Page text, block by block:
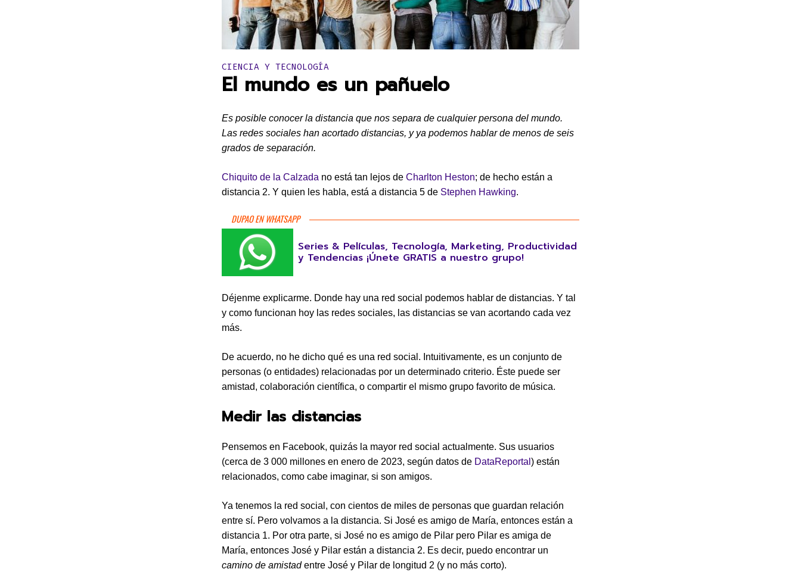
Publicado en:
CIENCIA Y TECNOLOGÍA
El mundo es un pañuelo
Es posible conocer la distancia que nos separa de cualquier persona del mundo.
Las redes sociales han acortado distancias, y ya podemos hablar de menos de seis
grados de separación.
Chiquito de la Calzada no está tan lejos de Charlton Heston; de hecho están a
distancia 2. Y quien les habla, está a distancia 5 de Stephen Hawking.
DUPAO EN WHATSAPP
Series & Películas, Tecnología, Marketing, Productividad
y Tendencias ¡Únete GRATIS a nuestro grupo!
Déjenme explicarme. Donde hay una red social podemos hablar de distancias. Y tal
y como funcionan hoy las redes sociales, las distancias se van acortando cada vez
más.
De acuerdo, no he dicho qué es una red social. Intuitivamente, es un conjunto de
personas (o entidades) relacionadas por un determinado criterio. Éste puede ser
amistad, colaboración científica, o compartir el mismo grupo favorito de música.
Medir las distancias
Pensemos en Facebook, quizás la mayor red social actualmente. Sus usuarios
(cerca de 3 000 millones en enero de 2023, según datos de DataReportal ) están
relacionados, como cabe imaginar, si son amigos.
Ya tenemos la red social, con cientos de miles de personas que guardan relación
entre sí. Pero volvamos a la distancia. Si José es amigo de María, entonces están a
distancia 1. Por otra parte, si José no es amigo de Pilar pero Pilar es amiga de
María, entonces José y Pilar están a distancia 2. Es decir, puedo encontrar un
camino de amistadentre José y Pilar de longitud 2 (y no más corto).